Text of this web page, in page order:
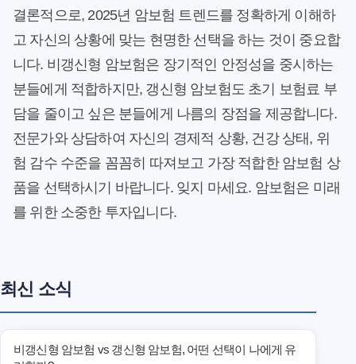
결론적으로, 2025년 암보험 트렌드를 정확하게 이해하
고 자신의 상황에 맞는 현명한 선택을 하는 것이 중요합
니다. 비갱신형 암보험은 장기적인 안정성을 중시하는
분들에게 적합하지만, 갱신형 암보험도 초기 보험료 부
담을 줄이고 싶은 분들에게 나름의 장점을 제공합니다.
전문가와 상담하여 자신의 경제적 상황, 건강 상태, 위
험 감수 수준을 꼼꼼히 따져보고 가장 적합한 암보험 상
품을 선택하시기 바랍니다. 잊지 마세요. 암보험은 미래
를 위한 소중한 투자입니다.
최신 소식
비갱신형 암보험 vs 갱신형 암보험, 어떤 선택이 나에게 유